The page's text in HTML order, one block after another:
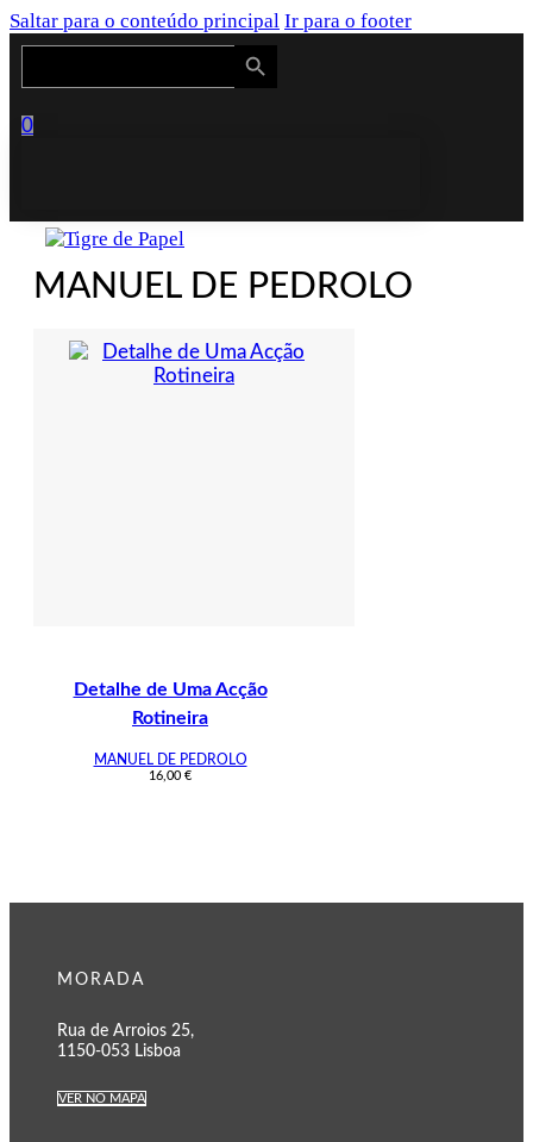
Saltar para o conteúdo principal Ir para o footer
Search
Search Button
0
MANUEL DE PEDROLO
Detalhe de Uma Acção
Rotineira
MANUEL DE PEDROLO
16,00 €
MORADA
Rua de Arroios 25,
1150-053 Lisboa
VER NO MAPA